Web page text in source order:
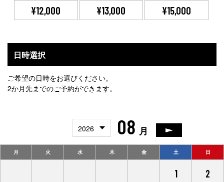
¥12,000 ¥13,000 ¥15,000
日時選択
ご希望の日時をお選びください。
2か月先までのご予約ができます。
2026 08 月
月 火 水 木 金 土 日
1 2